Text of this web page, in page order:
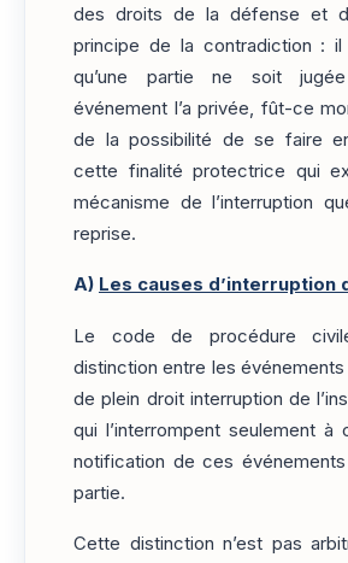
des droits de la défense et
principe de la contradiction : il
qu’une partie ne soit
événement l’a privée, fût-ce
de la possibilité de se faire
cette finalité protectrice qui
mécanisme de l’interruption
reprise.
A) Les causes d’interruption
Le code de procédure
distinction entre les
de plein droit interruption de
qui l’interrompent seulement à
notification de ces événements
partie.
Cette distinction n’est pas